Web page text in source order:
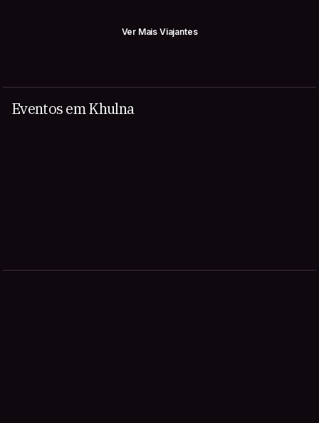
Ver Mais Viajantes
Eventos em Khulna